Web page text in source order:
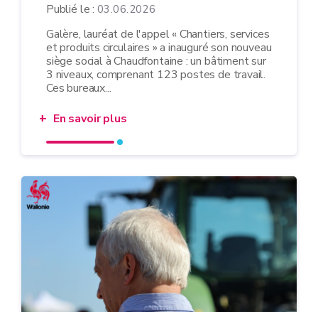
Publié le : 03.06.2026
Galère, lauréat de l'appel « Chantiers, services
et produits circulaires » a inauguré son nouveau
siège social à Chaudfontaine : un bâtiment sur
3 niveaux, comprenant 123 postes de travail.
Ces bureaux...
En savoir plus